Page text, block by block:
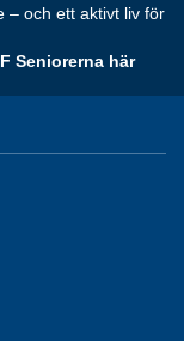
– och ett aktivt liv för
Seniorerna här